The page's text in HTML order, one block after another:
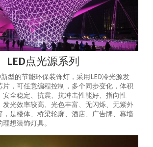
LED点光源系列
型的节能环保装饰灯，采用LED冷光源发
片，可任意编程控制，多个同步变化，体积
安全稳定、抗震、抗冲击性能好、指向性
发光效率较高、光色丰富、无闪烁、无紫外
，是楼体、桥梁轮廓、酒店、广告牌、幕墙
想装饰灯具。